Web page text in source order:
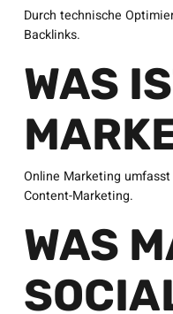
Durch technische
Backlinks.
WAS
Online Marketing umfasst
Content-Marketing.
WAS